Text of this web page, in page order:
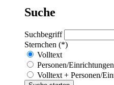
Suche
Suchbegriff
Sternchen (*)
Volltext
Personen/Einrichtungen
Volltext + Personen/